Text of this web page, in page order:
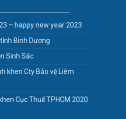
– happy new year 2023
Bình Dương
Sinh Sắc
khen Cty Bảo vệ Liêm
Cục Thuế TPHCM 2020